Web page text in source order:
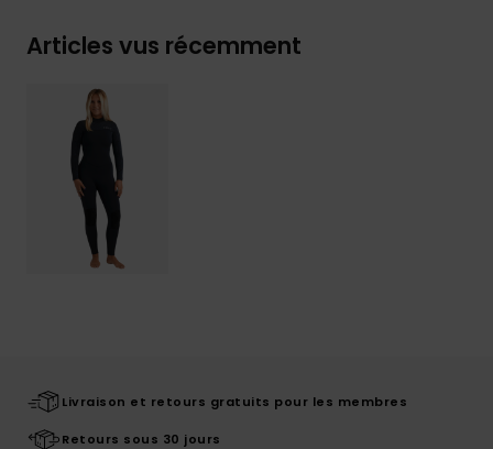
Articles vus récemment
Livraison et retours gratuits pour les membres
Retours sous 30 jours